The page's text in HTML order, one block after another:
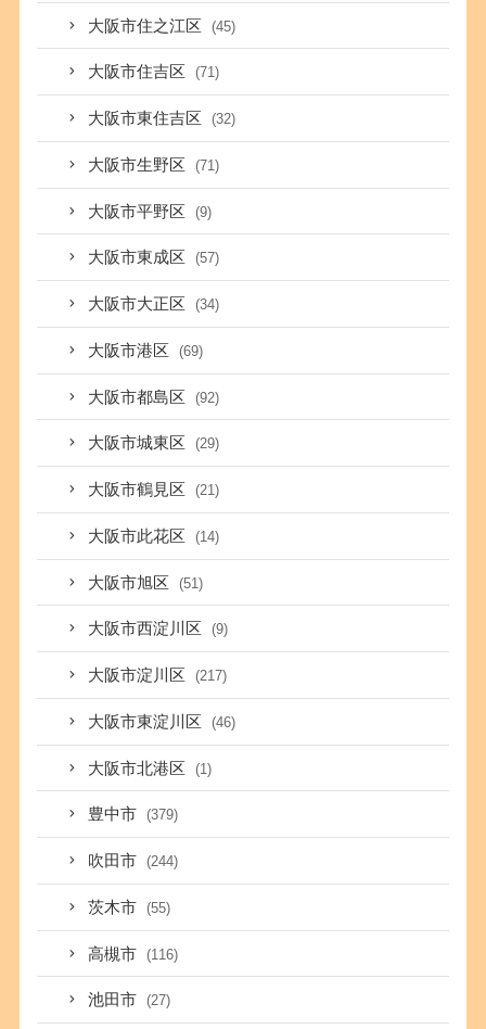
大阪市住之江区 (45)
大阪市住吉区 (71)
大阪市東住吉区 (32)
大阪市生野区 (71)
大阪市平野区 (9)
大阪市東成区 (57)
大阪市大正区 (34)
大阪市港区 (69)
大阪市都島区 (92)
大阪市城東区 (29)
大阪市鶴見区 (21)
大阪市此花区 (14)
大阪市旭区 (51)
大阪市西淀川区 (9)
大阪市淀川区 (217)
大阪市東淀川区 (46)
大阪市北港区 (1)
豊中市 (379)
吹田市 (244)
茨木市 (55)
高槻市 (116)
池田市 (27)